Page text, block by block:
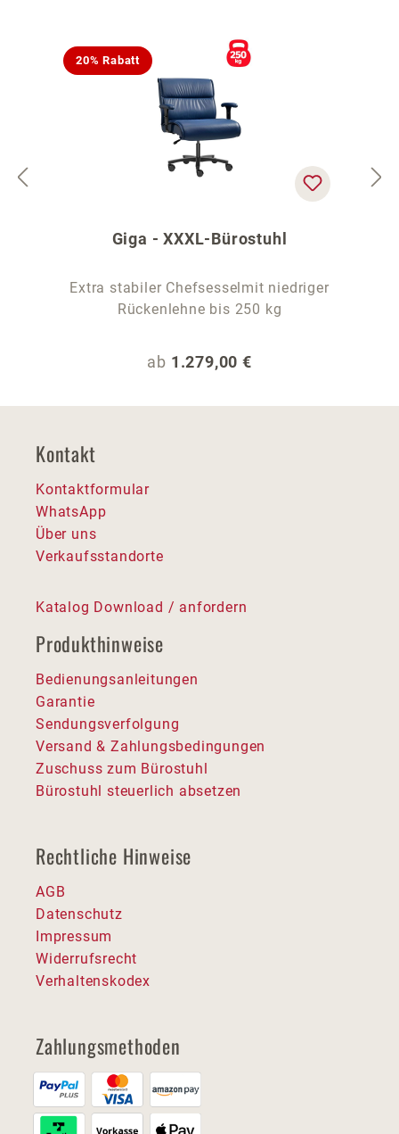
20% Rabatt
Giga - XXXL-Bürostuhl
Extra stabiler Chefsesselmit niedriger
Rückenlehne bis 250 kg
Regulärer Preis:
ab 1.279,00 €
Kontakt
Kontaktformular
WhatsApp
Über uns
Verkaufsstandorte
Katalog Download / anfordern
Produkthinweise
Bedienungsanleitungen
Garantie
Sendungsverfolgung
Versand & Zahlungsbedingungen
Zuschuss zum Bürostuhl
Bürostuhl steuerlich absetzen
Rechtliche Hinweise
AGB
Datenschutz
Impressum
Widerrufsrecht
Verhaltenskodex
Zahlungsmethoden